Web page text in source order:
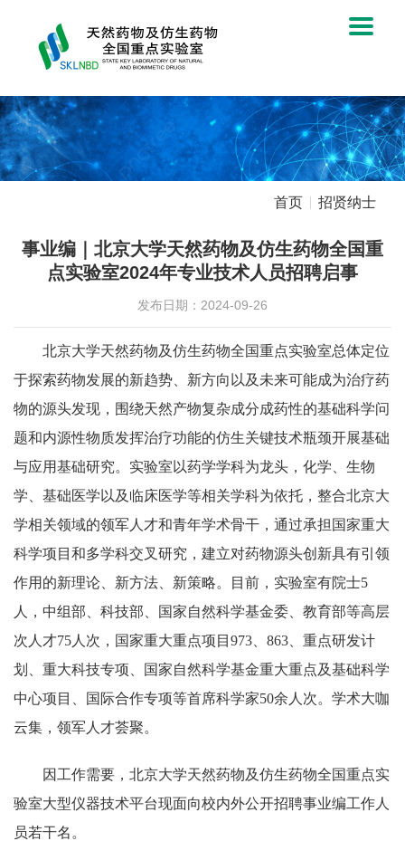
首页 招贤纳士
事业编｜北京大学天然药物及仿生药物全国重
点实验室2024年专业技术人员招聘启事
发布日期：2024-09-26
北京大学天然药物及仿生药物全国重点实验室总体定位
于探索药物发展的新趋势、新方向以及未来可能成为治疗药
物的源头发现，围绕天然产物复杂成分成药性的基础科学问
题和内源性物质发挥治疗功能的仿生关键技术瓶颈开展基础
与应用基础研究。实验室以药学学科为龙头，化学、生物
学、基础医学以及临床医学等相关学科为依托，整合北京大
学相关领域的领军人才和青年学术骨干，通过承担国家重大
科学项目和多学科交叉研究，建立对药物源头创新具有引领
作用的新理论、新方法、新策略。目前，实验室有院士5
人，中组部、科技部、国家自然科学基金委、教育部等高层
次人才75 人次，国家重大重点项目 973 863 、重点研发计
划、重大科技专项、国家自然科学基金重大重点及基础科学
中心项目、国际合作专项等首席科学家50余人次。学术大咖
云集，领军人才荟聚。
因工作需要，北京大学天然药物及仿生药物全国重点实
验室大型仪器技术平台现面向校内外公开招聘事业编工作人
员若干名。